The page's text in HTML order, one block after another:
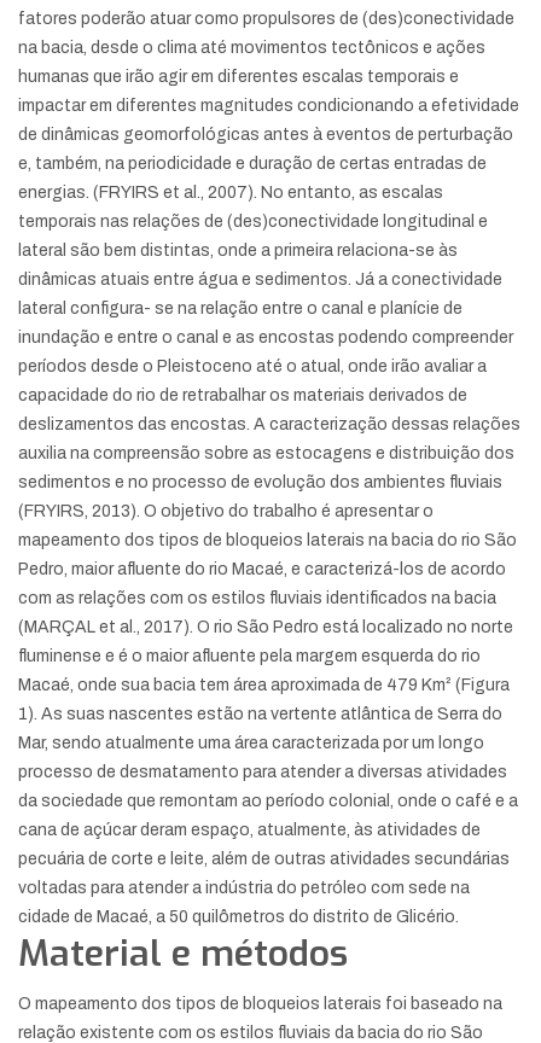
fatores poderão atuar como propulsores de (des)conectividade
na bacia, desde o clima até movimentos tectônicos e ações
humanas que irão agir em diferentes escalas temporais e
impactar em diferentes magnitudes condicionando a efetividade
de dinâmicas geomorfológicas antes à eventos de perturbação
e, também, na periodicidade e duração de certas entradas de
energias. (FRYIRS et al., 2007). No entanto, as escalas
temporais nas relações de (des)conectividade longitudinal e
lateral são bem distintas, onde a primeira relaciona-se às
dinâmicas atuais entre água e sedimentos. Já a conectividade
lateral configura- se na relação entre o canal e planície de
inundação e entre o canal e as encostas podendo compreender
períodos desde o Pleistoceno até o atual, onde irão avaliar a
capacidade do rio de retrabalhar os materiais derivados de
deslizamentos das encostas. A caracterização dessas relações
auxilia na compreensão sobre as estocagens e distribuição dos
sedimentos e no processo de evolução dos ambientes fluviais
(FRYIRS, 2013). O objetivo do trabalho é apresentar o
mapeamento dos tipos de bloqueios laterais na bacia do rio São
Pedro, maior afluente do rio Macaé, e caracterizá-los de acordo
com as relações com os estilos fluviais identificados na bacia
(MARÇAL et al., 2017). O rio São Pedro está localizado no norte
fluminense e é o maior afluente pela margem esquerda do rio
Macaé, onde sua bacia tem área aproximada de 479 Km² (Figura
1). As suas nascentes estão na vertente atlântica de Serra do
Mar, sendo atualmente uma área caracterizada por um longo
processo de desmatamento para atender a diversas atividades
da sociedade que remontam ao período colonial, onde o café e a
cana de açúcar deram espaço, atualmente, às atividades de
pecuária de corte e leite, além de outras atividades secundárias
voltadas para atender a indústria do petróleo com sede na
cidade de Macaé, a 50 quilômetros do distrito de Glicério.
Material e métodos
O mapeamento dos tipos de bloqueios laterais foi baseado na
relação existente com os estilos fluviais da bacia do rio São